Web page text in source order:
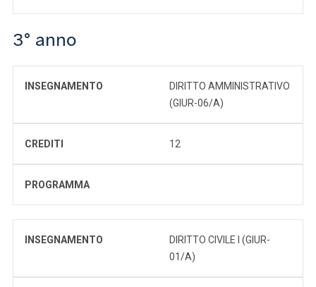
3° anno
INSEGNAMENTO
DIRITTO AMMINISTRATIVO
(GIUR-06/A)
CREDITI 12
PROGRAMMA
INSEGNAMENTO
DIRITTO CIVILE I (GIUR-
01/A)